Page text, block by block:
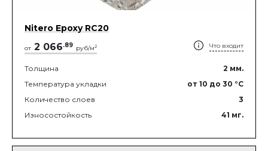
Nitero Epoxy RС20
от 2 066.89 руб/м2 Что входит
Толщина 2 мм.
Температура укладки
от 10 до 30 °C
Количество слоев
3
Износостойкость
41 мг.